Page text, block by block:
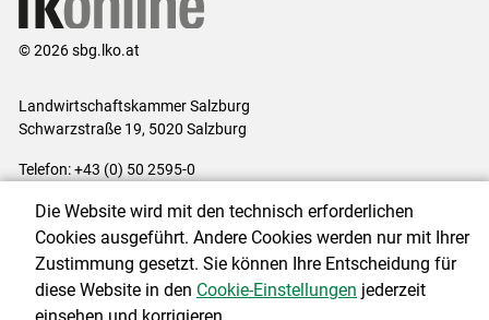
© 2026 sbg.lko.at
Landwirtschaftskammer Salzburg
Schwarzstraße 19, 5020 Salzburg
Telefon: +43 (0) 50 2595-0
Impressum|Kontakt|Datenschutzerklärung|Barrierefreiheit|
Cookie-Einstellungen
Die Website wird mit den technisch erforderlichen
Cookies ausgeführt. Andere Cookies werden nur mit Ihrer
Zustimmung gesetzt. Sie können Ihre Entscheidung für
diese Website in den Cookie-Einstellungen jederzeit